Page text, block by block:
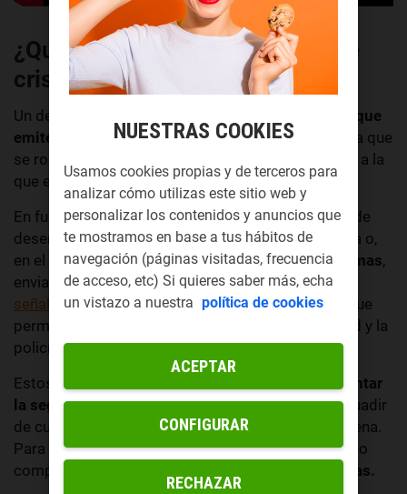
¿Qué es un detector de rotura de
cristal?
Un detector de rotura de cristal es un
dispositivo que
emite o envía una señal de alarmacuando detecta que
se rompe el cristal de una puerta o de una ventana a la
que esté protegiendo.
En función del nivel de protección, el detector puede
desencadenar la activación de una alarma acústica o,
en el caso de unmayor grado del sistema de alarmas,
enviará una
señal a la central de receptora de alarmas (CRA)
que
permitirá actuar al dueño, la empresa de seguridad y la
policía con rapidez.
Estos dispositivos están destinados a
complementar
la seguridad en la casa u oficinapara evitar o disuadir
de cualquier robo o intromisión en la propiedad ajena.
Para entender su importancia, primero es necesario
comprender
cómo funciona un sistema de alarmas.
NUESTRAS COOKIES
Usamos cookies propias y de terceros para
analizar cómo utilizas este sitio web y
personalizar los contenidos y anuncios que
te mostramos en base a tus hábitos de
navegación (páginas visitadas, frecuencia
de acceso, etc) Si quieres saber más, echa
un vistazo a nuestra política de cookies
CONFIGURAR
RECHAZAR
ACEPTAR